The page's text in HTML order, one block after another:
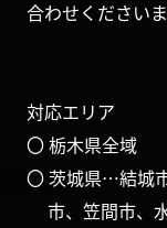
合わせくださいま
対応エリア
〇 栃木県全域
〇 茨城県…結城
市、笠間市、